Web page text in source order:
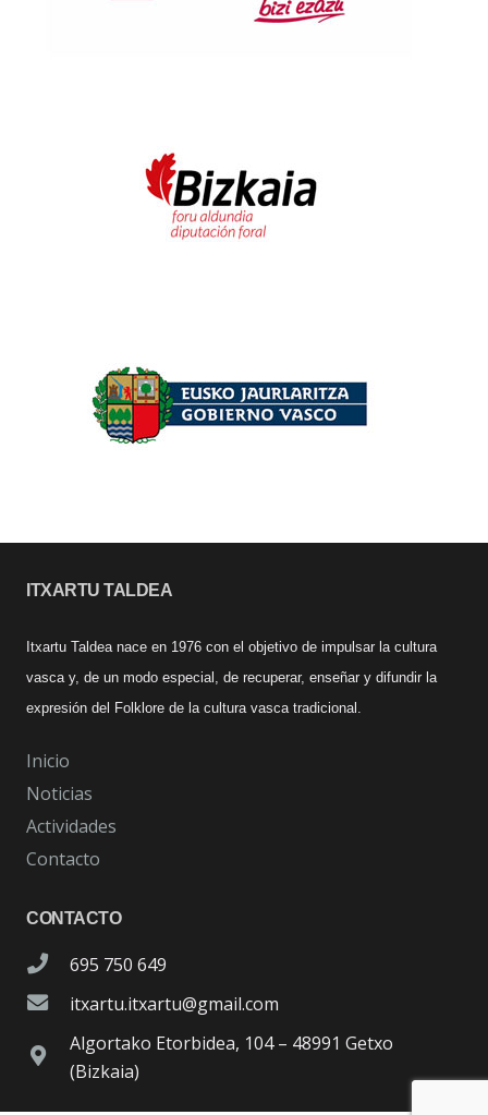
ITXARTU TALDEA
Itxartu Taldea nace en 1976 con el objetivo de impulsar la cultura
vasca y, de un modo especial, de recuperar, enseñar y difundir la
expresión del Folklore de la cultura vasca tradicional.
Inicio
Noticias
Actividades
Contacto
CONTACTO
695 750 649
itxartu.itxartu@gmail.com
Algortako Etorbidea, 104 – 48991 Getxo
(Bizkaia)